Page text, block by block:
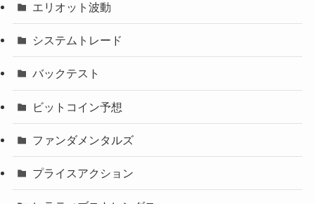
エリオット波動
システムトレード
バックテスト
ビットコイン予想
ファンダメンタルズ
プライスアクション